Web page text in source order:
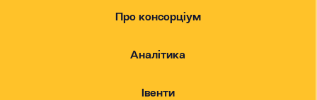
Про консорціум
Аналітика
Івенти